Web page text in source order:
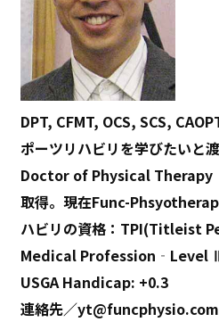
DPT, CFMT, OCS, SCS,
ポーツリハビリを学びたいと
Doctor of Physical Therapy
取得。現在Func-
ハビリの資格：TPI(Titleist
Medical Profession‐Level
USGA Handicap: +0.3
連絡先／yt@funcphysio.com